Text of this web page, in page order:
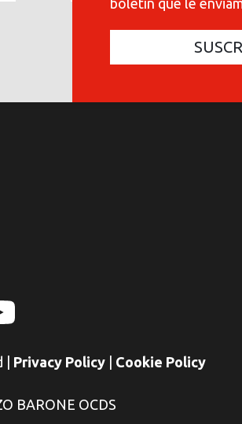
boletín que le
Privacy Policy Cookie Policy
BARONE OCDS